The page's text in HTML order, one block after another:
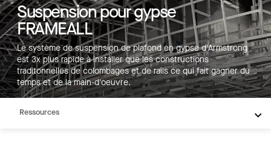
Suspension pour gypse
FRAMEALL
Le système de suspension de plafond en gypse d'Armstrong
est 3x plus rapide à installer que les constructions
traditonnelles de colombages et de rails ce qui fait gagner du
temps et de la main-d'oeuvre.
Principales caractéristiques
Couleurs
Produits
Intégrations
Inspiration
Ressources